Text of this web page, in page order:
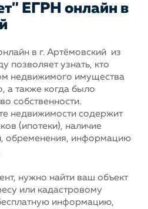
ЕГРН онлайн в
в г. Артёмовский из
позволяет узнать, кто
недвижимого имущества
а также когда было
собственности.
недвижимости содержит
(ипотеки), наличие
обременения, информацию
нужно найти ваш объект
или кадастровому
информацию,